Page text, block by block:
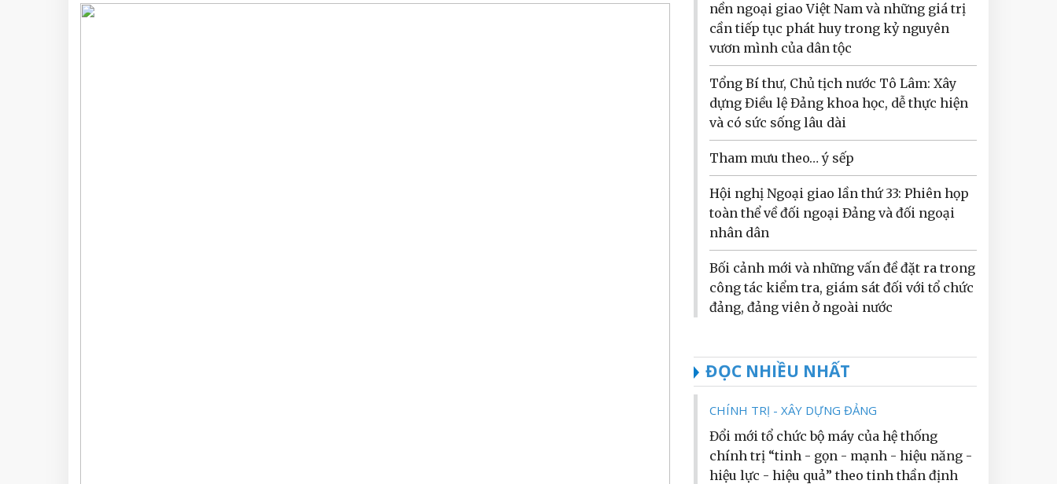
nền ngoại giao Việt Nam và những giá trị
cần tiếp tục phát huy trong kỷ nguyên
vươn mình của dân tộc
Tổng Bí thư, Chủ tịch nước Tô Lâm: Xây
dựng Điều lệ Đảng khoa học, dễ thực hiện
và có sức sống lâu dài
Tham mưu theo… ý sếp
Hội nghị Ngoại giao lần thứ 33: Phiên họp
toàn thể về đối ngoại Đảng và đối ngoại
nhân dân
Bối cảnh mới và những vấn đề đặt ra trong
công tác kiểm tra, giám sát đối với tổ chức
đảng, đảng viên ở ngoài nước
ĐỌC NHIỀU NHẤT
CHÍNH TRỊ - XÂY DỰNG ĐẢNG
Đổi mới tổ chức bộ máy của hệ thống
chính trị “tinh - gọn - mạnh - hiệu năng -
hiệu lực - hiệu quả” theo tinh thần định